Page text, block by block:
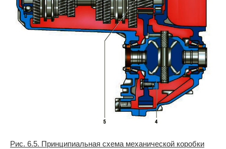
Рис. 6.5. Принципиальная схема механической коробки